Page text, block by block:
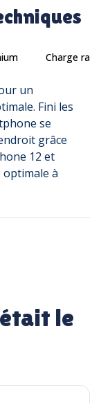
Charge
un
Fini les
se
grâce
12 et
à
le